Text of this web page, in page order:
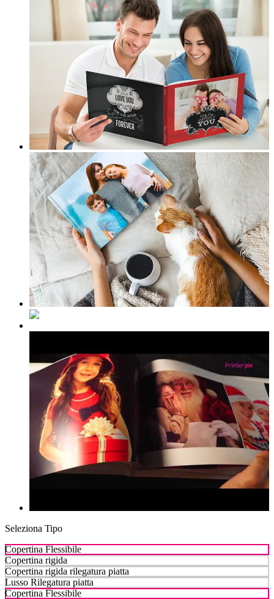
Seleziona Tipo
Copertina Flessibile
Copertina rigida
Copertina rigida rilegatura piatta
Lusso Rilegatura piatta
Copertina Flessibile